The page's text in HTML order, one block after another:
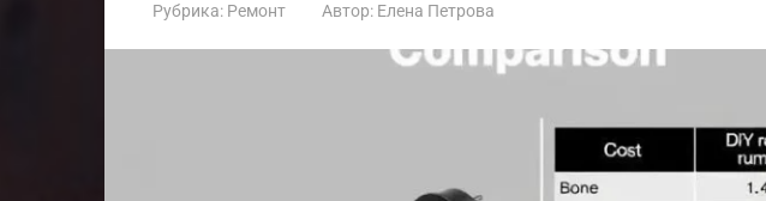
Рубрика: Ремонт Автор: Елена Петрова